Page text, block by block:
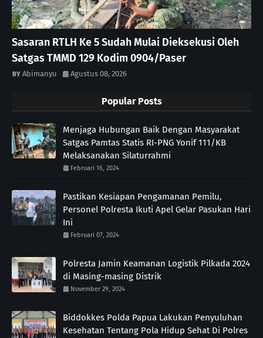
Sasaran RTLH Ke 5 Sudah Mulai Dieksekusi Oleh
Satgas TMMD 129 Kodim 0904/Paser
Abimanyu Agustus 08, 2026
Popular Posts
Menjaga Hubungan Baik Dengan Masyarakat
Satgas Pamtas Statis RI-PNG Yonif 111/KB
Melaksanakan Silaturrahmi
Februari 16, 2024
Pastikan Kesiapan Pengamanan Pemilu,
Personel Polresta Ikuti Apel Gelar Pasukan Hari
Ini
Februari 07, 2024
Polresta Jamin Keamanan Logistik Pilkada 2024
di Masing-masing Distrik
November 29, 2024
Biddokkes Polda Papua Lakukan Penyuluhan
Kesehatan Tentang Pola Hidup Sehat Di Polres